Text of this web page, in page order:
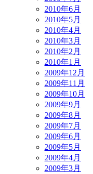
2010年6月
2010年5月
2010年4月
2010年3月
2010年2月
2010年1月
2009年12月
2009年11月
2009年10月
2009年9月
2009年8月
2009年7月
2009年6月
2009年5月
2009年4月
2009年3月